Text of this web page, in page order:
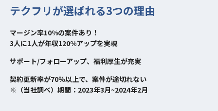
テクフリが選ばれる3つの理由
マージン率10%の案件あり！
3人に1人が年収120%アップを実現
サポート/フォローアップ、福利厚生が充実
契約更新率が70％以上で、案件が途切れない
※（当社調べ）期間：2023年3月~2024年2月